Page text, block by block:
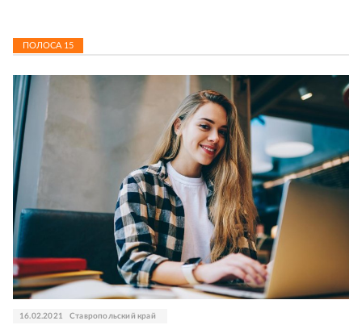
ПОЛОСА 15
16.02.2021 Ставропольский край